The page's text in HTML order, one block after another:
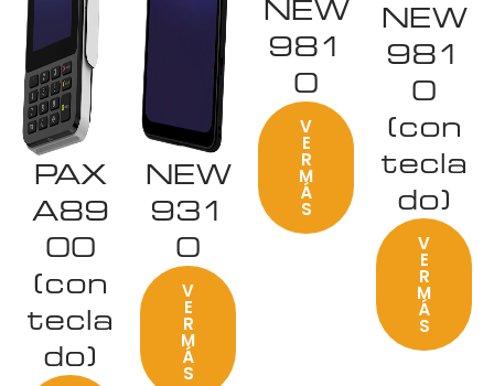
PAX
A89
00
(con
tecla
do)
NEW
931
0
V
E
R
M
Á
S
NEW
981
0
V
E
R
M
Á
S
NEW
981
0
(con
tecla
do)
V
E
R
M
Á
S